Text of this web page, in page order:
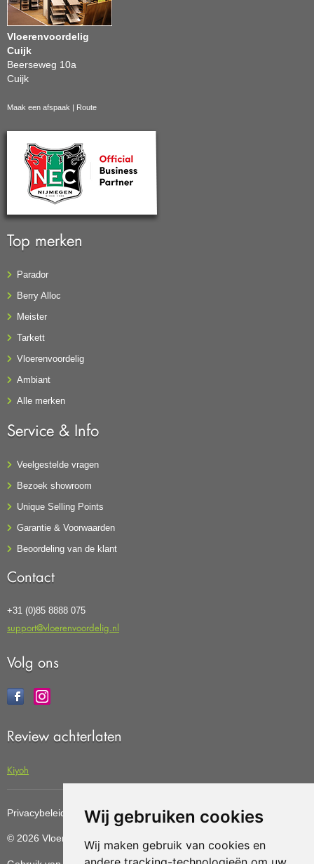
Wij gebruiken cookies
Wij maken gebruik van cookies en
Vloerenvoordelig
Cuijk
Beerseweg 10a
Cuijk
Maak een afspaak | Route
Top merken
Parador
Berry Alloc
Meister
Tarkett
Vloerenvoordelig
Ambiant
Alle merken
Service & Info
Veelgestelde vragen
Bezoek showroom
Unique Selling Points
Garantie & Voorwaarden
Beoordeling van de klant
Contact
+31 (0)85 8888 075
support@vloerenvoordelig.nl
Volg ons
Review achterlaten
Kiyoh
Privacybeleid Cookiebeleid Update cookies preferences
© 2026 Vloerenvoordelig Deze website is ontwikkeld door AGN